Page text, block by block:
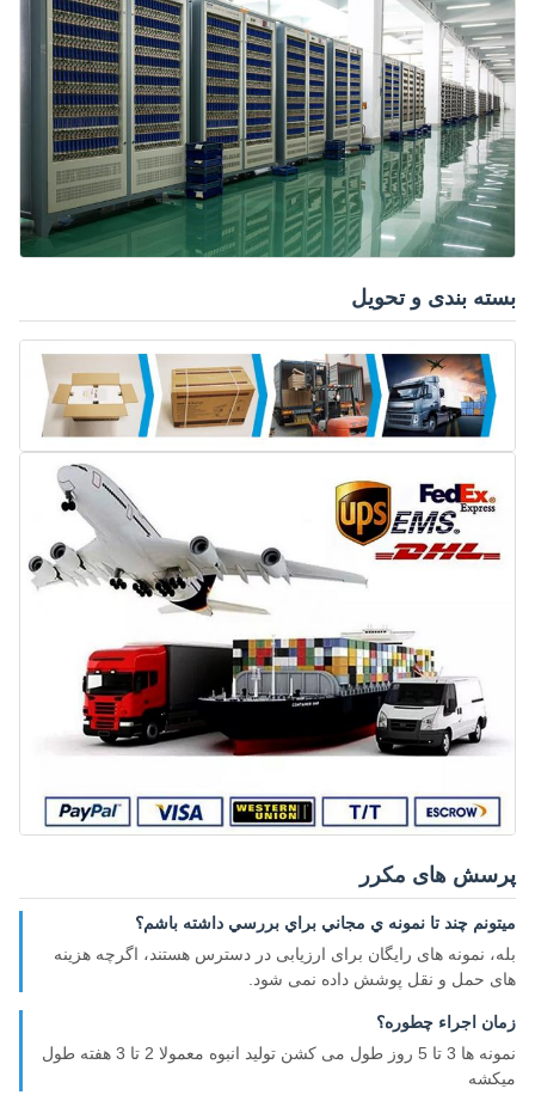
بسته بندی و تحویل
پرسش های مکرر
ميتونم چند تا نمونه ي مجاني براي بررسي داشته باشم؟
بله، نمونه های رایگان برای ارزیابی در دسترس هستند، اگرچه هزینه
های حمل و نقل پوشش داده نمی شود.
زمان اجراء چطوره؟
نمونه ها 3 تا 5 روز طول می کشن تولید انبوه معمولا 2 تا 3 هفته طول
میکشه